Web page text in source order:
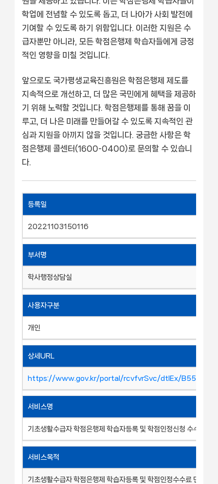
학업에 전념할 수 있도록 돕고, 더 나아가 사회 발전에
기여할 수 있도록 하기 위함입니다. 이러한 지원은 수
급자뿐만 아니라, 모든 학점은행제 학습자들에게 긍정
적인 영향을 미칠 것입니다.
앞으로도 국가평생교육진흥원은 학점은행제 제도를
지속적으로 개선하고, 더 많은 국민에게 혜택을 제공하
기 위해 노력할 것입니다. 학점은행제를 통해 꿈을 이
루고, 더 나은 미래를 만들어갈 수 있도록 지속적인 관
심과 지원을 아끼지 않을 것입니다. 궁금한 사항은 학
점은행제 콜센터(1600-0400)로 문의할 수 있습니
다.
등록일
20221103150116
부서명
학사행정상담실
사용자구분
개인
상세URL
https://www.gov.kr/portal/rcvfvrSvc/dtlEx/
서비스명
기초생활수급자 학점은행제 학습자등록 및 학점인정신청 수수료 면
서비스목적
기초생활수급자 학점은행제 학습자등록 및 학점인정수수료 면제